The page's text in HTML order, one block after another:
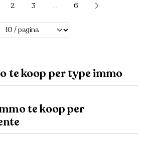
2 3 ... 6
te koop per type immo
te koop per